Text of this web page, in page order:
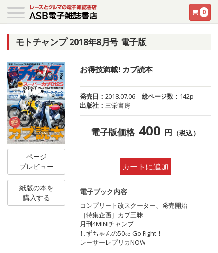
0
モトチャンプ 2018年8月号 電子版
ページ
プレビュー
紙版の本を
購入する
お得技満載! カブ読本
発売日：2018.07.06 総ページ数： 142p
出版社：三栄書房
電子版価格 400 円 （税込）
カートに追加
電子ブック内容
コンプリート改スクーター、発売開始
［特集企画］カブ三昧
月刊4MINIチャンプ
しずちゃんの50㏄ Go Fight！
レーサーレプリカNOW